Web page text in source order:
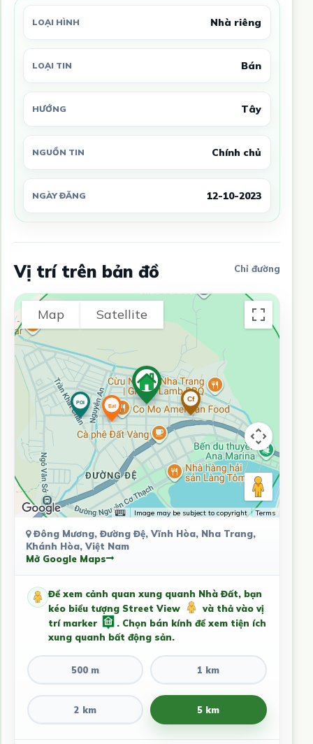
LOẠI HÌNH Nhà riêng
LOẠI TIN Bán
HƯỚNG Tây
NGUỒN TIN Chính chủ
NGÀY ĐĂNG 12-10-2023
Vị trí trên bản đồ Chỉ đường
Map Satellite
Image may be subject to copyright Terms
Đông Mương, Đường Đệ, Vĩnh Hòa, Nha Trang,
Khánh Hòa, Việt Nam
Mở Google Maps
Để xem cảnh quan xung quanh Nhà Đất, bạn
kéo biểu tượng Street View
và thả vào vị
trí marker
. Chọn bán kính để xem tiện ích
xung quanh bất động sản.
500 m 1 km
2 km 5 km